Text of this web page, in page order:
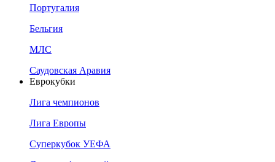
Португалия
Бельгия
МЛС
Саудовская Аравия
Еврокубки
Лига чемпионов
Лига Европы
Суперкубок УЕФА